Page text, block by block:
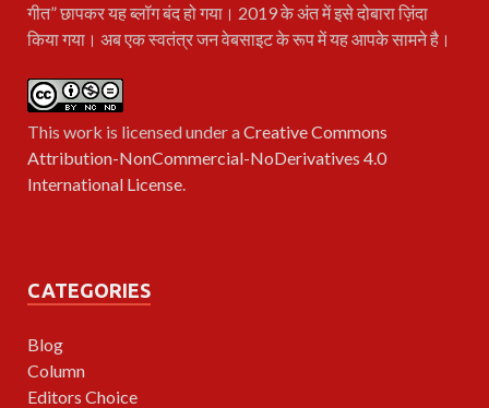
गीत” छापकर यह ब्लॉग बंद हो गया। 2019 के अंत में इसे दोबारा ज़िंदा
किया गया। अब एक स्वतंत्र जन वेबसाइट के रूप में यह आपके सामने है।
This work is licensed under aCreative Commons
Attribution-NonCommercial-NoDerivatives 4.0
International License.
CATEGORIES
Blog
Column
Editors Choice